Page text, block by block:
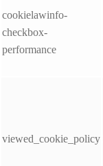
cookielawinfo-
checkbox-
performance
viewed_cookie_policy